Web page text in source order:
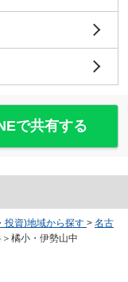
で共有する
投資)地域から探す > 名古
橘小・伊勢山中